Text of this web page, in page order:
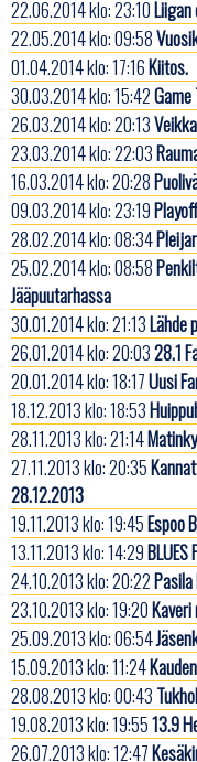
22.06.2014 klo: 23:10
22.05.2014 klo: 09:58
01.04.2014 klo: 17:16Kiitos.
30.03.2014 klo: 15:42Game
26.03.2014 klo: 20:13
23.03.2014 klo: 22:03
16.03.2014 klo: 20:28
09.03.2014 klo: 23:19
28.02.2014 klo: 08:34
25.02.2014 klo: 08:58
Jääpuutarhassa
30.01.2014 klo: 21:13Lähde
26.01.2014 klo: 20:0328.1
20.01.2014 klo: 18:17Uusi
18.12.2013 klo: 18:53
28.11.2013 klo: 21:14
27.11.2013 klo: 20:35
28.12.2013
19.11.2013 klo: 19:45Espoo
13.11.2013 klo: 14:29
24.10.2013 klo: 20:22Pasila
23.10.2013 klo: 19:20
25.09.2013 klo: 06:54
15.09.2013 klo: 11:24
28.08.2013 klo: 00:43
19.08.2013 klo: 19:5513.9
26.07.2013 klo: 12:47